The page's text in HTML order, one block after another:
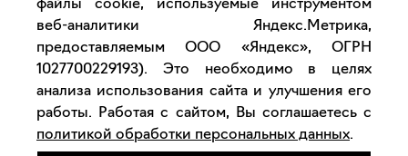
файлы cookie, используемые инструментом
веб-аналитики Яндекс.Метрика,
предоставляемым ООО «Яндекс», ОГРН
1027700229193). Это необходимо в целях
анализа использования сайта и улучшения его
работы. Работая с сайтом, Вы соглашаетесь с
политикой обработки персональных данных.